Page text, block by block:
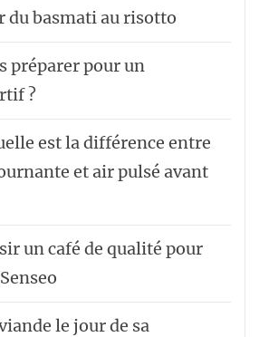
du basmati au risotto
préparer pour un
?
est la différence entre
et air pulsé avant
un café de qualité pour
le jour de sa